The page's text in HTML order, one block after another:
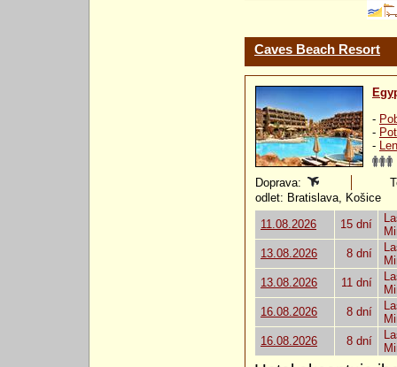
Caves Beach Resort
-
-
-
Doprava:
odlet: Bratislava, Košice
11.08.2026
15 dní
13.08.2026
8 dní
13.08.2026
11 dní
16.08.2026
8 dní
16.08.2026
8 dní